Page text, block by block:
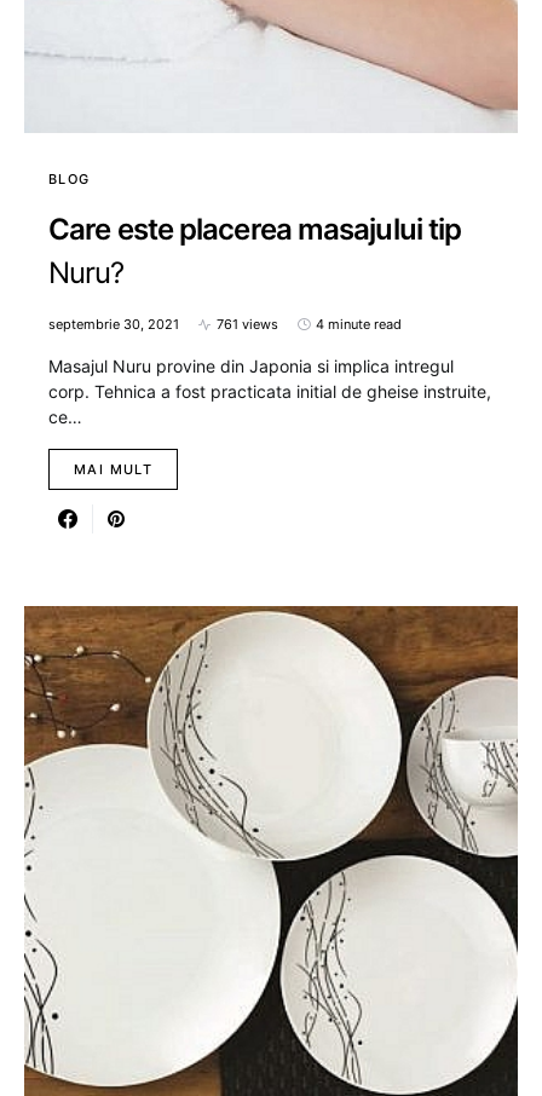
BLOG
Care este placerea masajului tip
Nuru?
septembrie 30, 2021 761 views 4 minute read
Masajul Nuru provine din Japonia si implica intregul
corp. Tehnica a fost practicata initial de gheise instruite,
ce…
MAI MULT